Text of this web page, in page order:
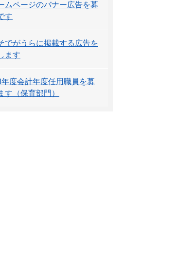
ムページのバナー広告を募
す
でがうらに掲載する広告を
ます
度会計年度任用職員を募
す（保育部門）